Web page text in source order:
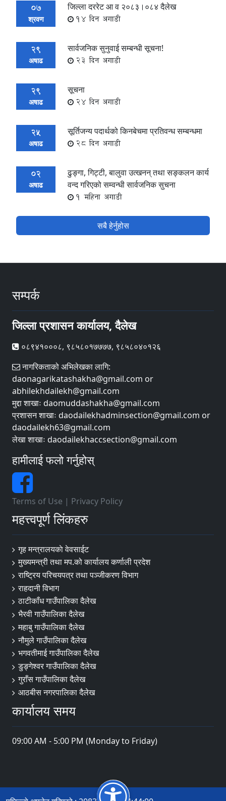
07
श्रवण
जिल्ला दररेट आ व २०८३।०८४ दैलेख
14 दिन अगाडी
29
अषाढ
सार्वजनिक सुनुवाई सम्बन्धी सूचना!
23 दिन अगाडी
29
अषाढ
सूचना
24 दिन अगाडी
25
अषाढ
सूर्तिजन्य पदार्थको किनबेचमा प्रतिवन्ध सम्बन्धमा
28 दिन अगाडी
02
अषाढ
ढुङ्गा, गिट्टी, बालुवा उत्खनन् तथा सङ्कलन कार्य
वन्द गरिएको सम्वन्धी सार्वजनिक सुचना
1 महिना अगाडी
सबै हेर्नुहोस
सम्पर्क
जिल्ला प्रशासन कार्यालय, दैलेख
०८९४१०००८, ९८५८०१७७७७, ९८५८०४०१२६
नागरिकताको अभिलेखका लागि:
daonagarikatashakha@gmail.com or
abhilekhdailekh@gmail.com
मुद्दा शाखाः daomuddashakha@gmail.com
प्रशासन शाखाः daodailekhadminsection@gmail.com or
daodailekh63@gmail.com
लेखा शाखाः daodailekhaccsection@gmail.com
हामीलाई फलो गर्नुहोस्
Terms of Use | Privacy Policy
महत्त्वपूर्ण लिंकहरु
गृह मन्त्रालयकाे वेवसाईट
मुख्यमन्त्री तथा मप.को कार्यालय कर्णाली प्रदेश
राष्ट्रिय परिचयपत्र तथा पञ्जीकरण विभाग
राहदानी विभाग
ठाटीकाँध गाउँपालिका दैलेख
भैरवी गाउँपालिका दैलेख
महाबु गाउँपालिका दैलेख
नौमुले गाउँपालिका दैलेख
भगवतीमाई गाउँपालिका दैलेख
डुङ्गेश्वर गाउँपालिका दैलेख
गुराँस गाउँपालिका दैलेख
आठबीस नगरपालिका दैलेख
कार्यालय समय
09:00 AM - 5:00 PM (Monday to Friday)